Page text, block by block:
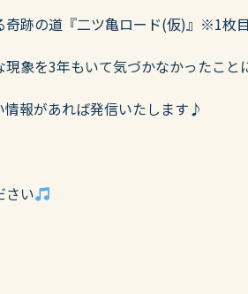
奇跡の道『二ツ亀ロード(仮)』※1枚
象を3年もいて気づかなかったこと
情報があれば発信いたします♪
さい